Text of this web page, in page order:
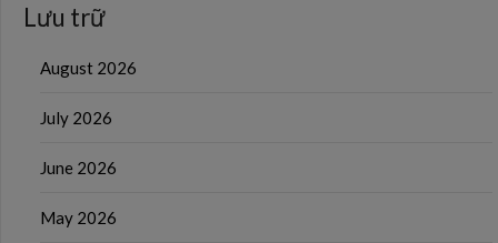
Lưu trữ
August 2026
July 2026
June 2026
May 2026